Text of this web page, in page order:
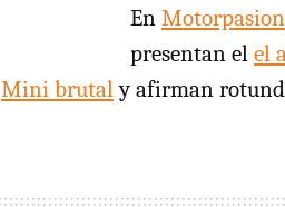
En Motorpasion
presentan el el
Mini brutal y afirman